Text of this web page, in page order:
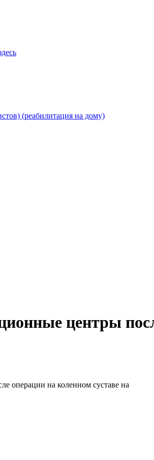
(реабилитация на дому)
центры
операции на коленном суставе на